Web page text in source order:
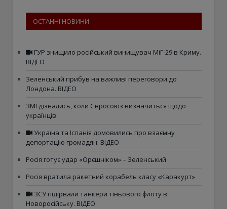
ОСТАННІ НОВИНИ
ГУР знищило російський винищувач МіГ-29 в Криму.
ВІДЕО
Зеленський прибув на важливі переговори до
Лондона. ВІДЕО
ЗМІ дізнались, коли Євросоюз визначиться щодо
українців
Україна та Іспанія домовились про взаємну
депортацію громадян. ВІДЕО
Росія готує удар «Орєшніком» – Зеленський
Росія вратила ракетний корабель класу «Каракурт»
ЗСУ підірвали танкери тіньового флоту в
Новоросійську. ВІДЕО